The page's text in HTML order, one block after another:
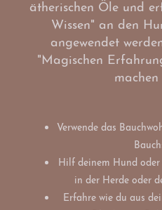
ätherischen Öle und
Wissen" an den
angewendet
"Magischen
Verwende das
Hilf deinem Hund oder
in der Herde oder
Erfahre wie du aus